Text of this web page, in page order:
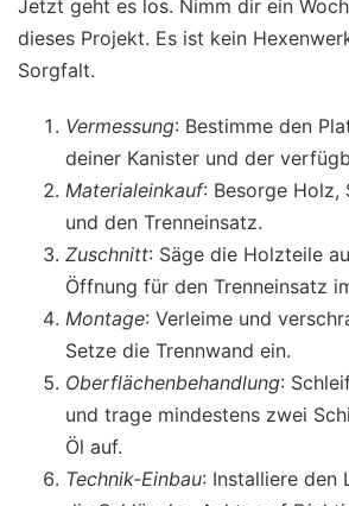
Jetzt geht es los. Nimm dir ein
dieses Projekt. Es ist kein
Sorgfalt.
Vermessung: Bestimme den
deiner Kanister und der
Materialeinkauf: Besorge Holz,
und den Trenneinsatz.
Zuschnitt: Säge die Holzteile
Öffnung für den Trenneinsatz
Montage: Verleime und
Setze die Trennwand ein.
Oberflächenbehandlung:
und trage mindestens zwei
Öl auf.
Technik-Einbau: Installiere den